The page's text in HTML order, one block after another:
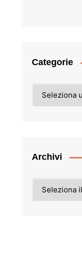
Categorie
Archivi